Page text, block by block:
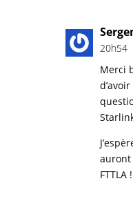
20h54
Merci
auront
FTTLA !